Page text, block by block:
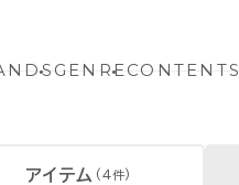
GENRECONTENTS
アイテム (4件)